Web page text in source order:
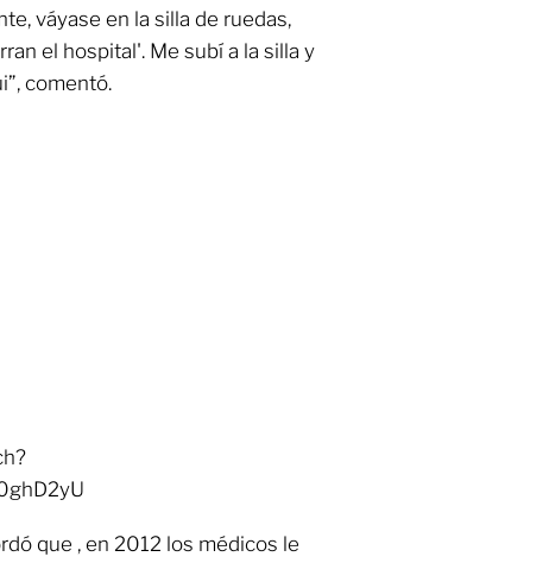
váyase en la silla de ruedas,
el hospital'. Me subí a la silla y
comentó.
que , en 2012 los médicos le